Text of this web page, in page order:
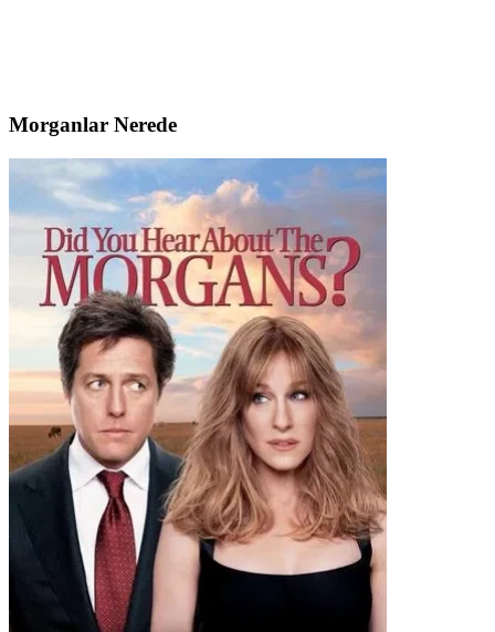
Morganlar Nerede